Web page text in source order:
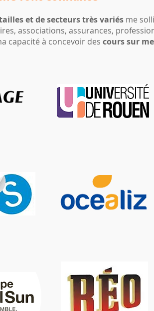
et de secteurs très variésme
associations, assurances,
capacité à concevoir des cours sur